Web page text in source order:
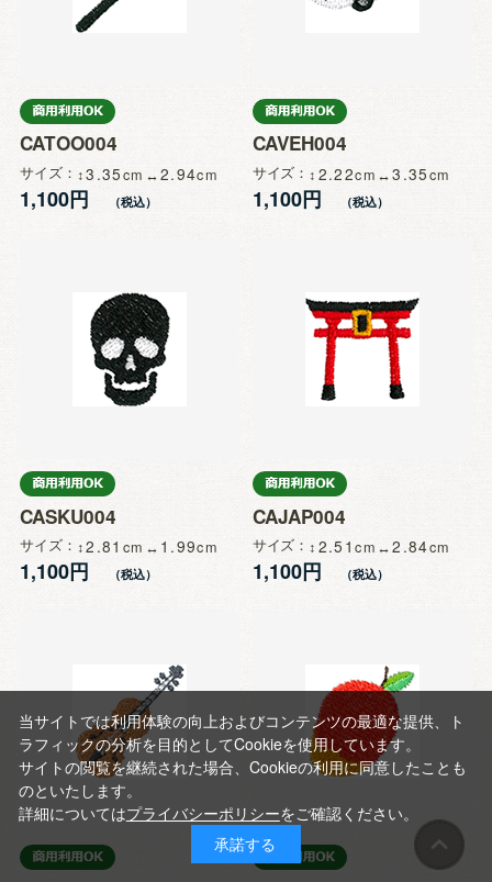
CATOO004
サイズ 3.35 2.94
1,100円
CAVEH004
サイズ 2.22 3.35
1,100円
CASKU004
サイズ 2.81 1.99
1,100円
CAJAP004
サイズ 2.51 2.84
1,100円
当サイトでは利用体験の向上およびコンテンツの最適な提供、ト
ラフィックの分析を目的としてCookieを使用しています。
サイトの閲覧を継続された場合、Cookieの利用に同意したことも
のといたします。
詳細についてはプライバシーポリシーをご確認ください。
承諾する